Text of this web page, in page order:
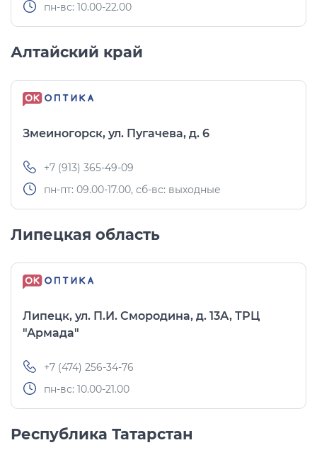
пн-вс: 10.00-22.00
Алтайский край
Змеиногорск, ул. Пугачева, д. 6
+7 (913) 365-49-09
пн-пт: 09.00-17.00, сб-вс: выходные
Липецкая область
Липецк, ул. П.И. Смородина, д. 13А, ТРЦ
"Армада"
+7 (474) 256-34-76
пн-вс: 10.00-21.00
Республика Татарстан